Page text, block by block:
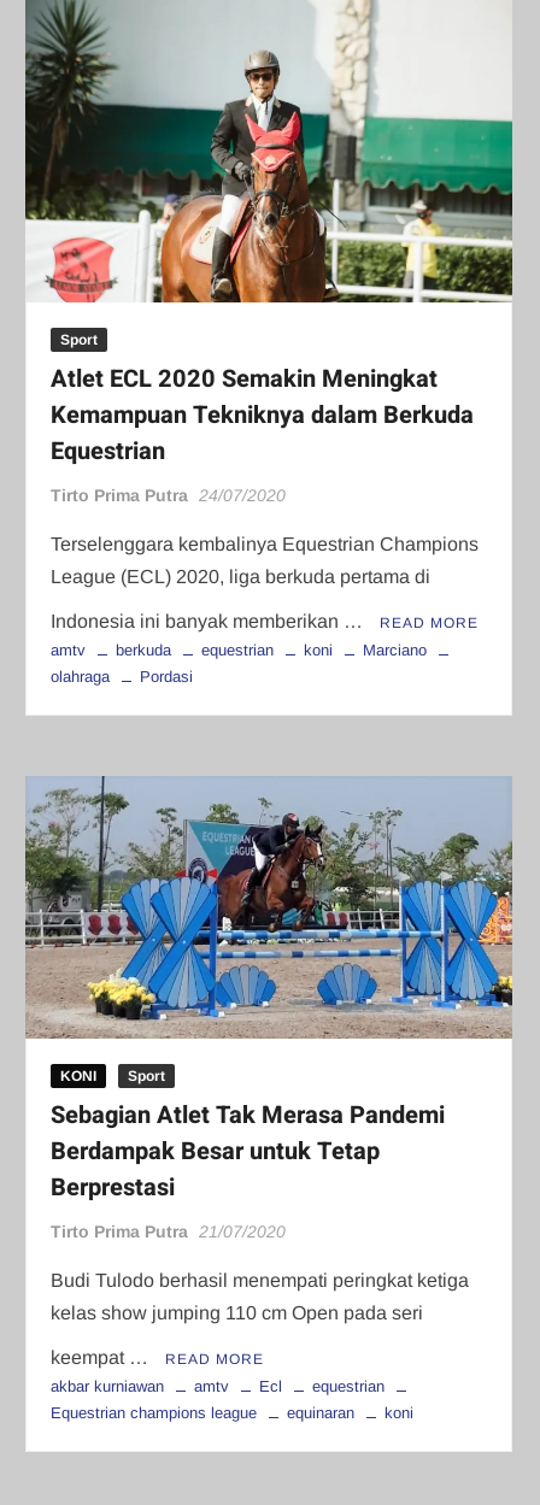
Sport
Atlet ECL 2020 Semakin Meningkat
Kemampuan Tekniknya dalam Berkuda
Equestrian
Tirto Prima Putra 24/07/2020
Terselenggara kembalinya Equestrian Champions
League (ECL) 2020, liga berkuda pertama di
Indonesia ini banyak memberikan … READ MORE
amtv berkuda equestrian koni
Marciano
olahraga
Pordasi
KONI Sport
Sebagian Atlet Tak Merasa Pandemi
Berdampak Besar untuk Tetap
Berprestasi
Tirto Prima Putra 21/07/2020
Budi Tulodo berhasil menempati peringkat ketiga
kelas show jumping 110 cm Open pada seri
keempat … READ MORE
akbar kurniawan amtv Ecl
equestrian
Equestrian champions league
equinaran koni